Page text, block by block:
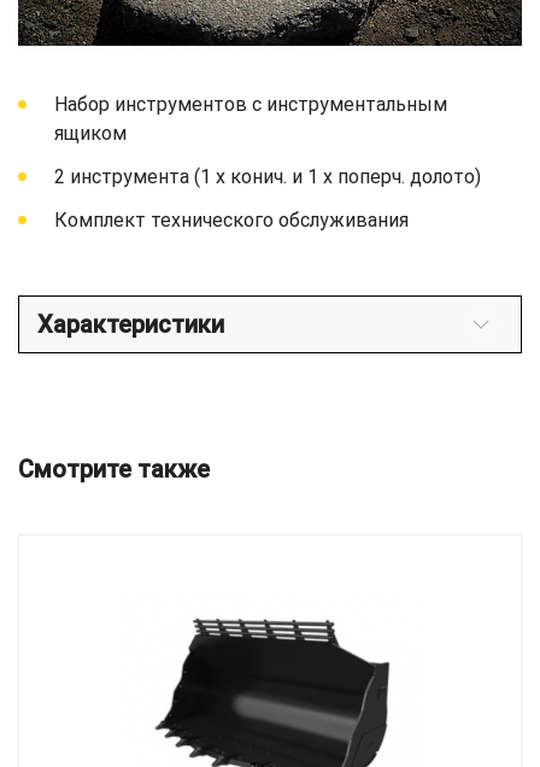
Набор инструментов с инструментальным
ящиком
2 инструмента (1 x конич. и 1 x поперч. долото)
Комплект технического обслуживания
Характеристики
Смотрите также